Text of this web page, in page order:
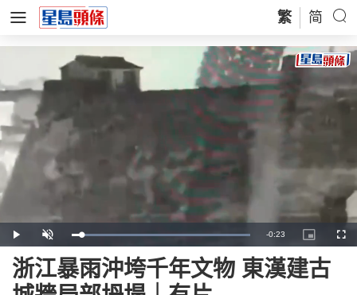
繁 简
Play Unmute Loaded:
100.00%
Remaining
Time
-0:23
Picture-
in-
浙江暴雨沖垮千年文物 東漢建古